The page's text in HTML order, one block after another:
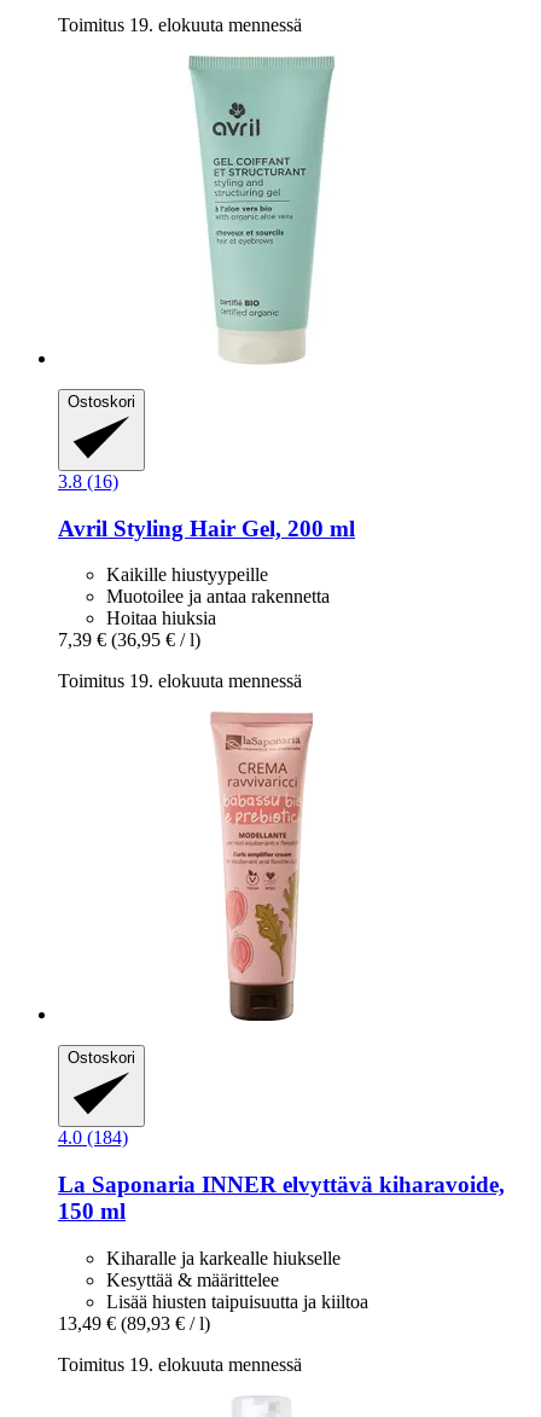
Toimitus 19. elokuuta mennessä
Ostoskori
3.8 (16)
Avril Styling Hair Gel, 200 ml
Kaikille hiustyypeille
Muotoilee ja antaa rakennetta
Hoitaa hiuksia
7,39 € (36,95 € / l)
Toimitus 19. elokuuta mennessä
Ostoskori
4.0 (184)
La Saponaria INNER elvyttävä kiharavoide,
150 ml
Kiharalle ja karkealle hiukselle
Kesyttää & määrittelee
Lisää hiusten taipuisuutta ja kiiltoa
13,49 € (89,93 € / l)
Toimitus 19. elokuuta mennessä